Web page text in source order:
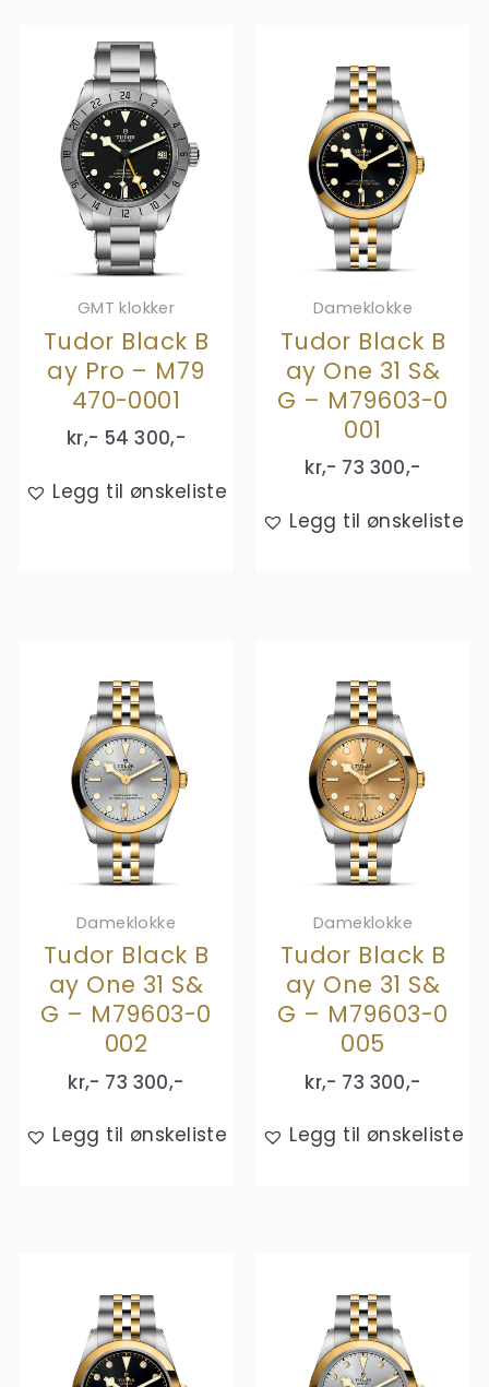
GMT klokker
Tudor Black B
ay Pro – M79
470-0001
kr,- 54 300,-
Legg til ønskeliste
Dameklokke
Tudor Black B
ay One 31 S&
G – M79603-0
001
kr,- 73 300,-
Legg til ønskeliste
Dameklokke
Tudor Black B
ay One 31 S&
G – M79603-0
002
kr,- 73 300,-
Legg til ønskeliste
Dameklokke
Tudor Black B
ay One 31 S&
G – M79603-0
005
kr,- 73 300,-
Legg til ønskeliste